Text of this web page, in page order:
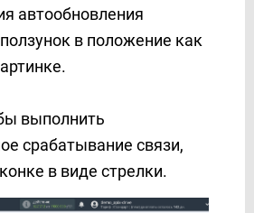
автообновления
в положение как
выполнить
срабатывание связи,
в виде стрелки.